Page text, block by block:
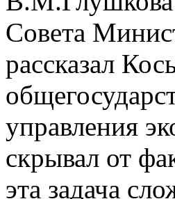
Совета
рассказал
управления
скрывал от
эта задача